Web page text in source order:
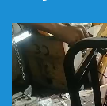
Trình
chơi
Video